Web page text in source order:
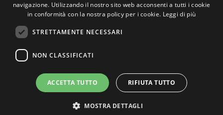
SEGUICI SU
Sezione Link Utili
Privacy | Cookie policy | Realizzato con
Tema grafico ItaliaWP2 | Basato sul Prototipo per siti
PA di AgID
navigazione. Utilizzando il nostro sito web acconsenti a tutti i cookie
in conformità con la nostra policy per i cookie. Leggi di più
STRETTAMENTE NECESSARI
NON CLASSIFICATI
ACCETTA TUTTO RIFIUTA TUTTO
MOSTRA DETTAGLI